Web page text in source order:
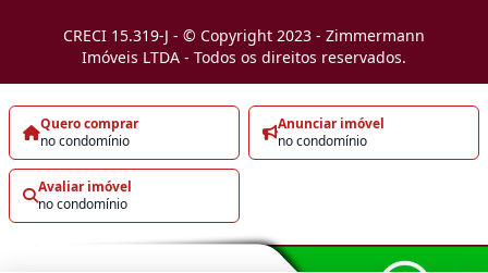
Quero comprar
no condomínio
Anunciar imóvel
no condomínio
Avaliar imóvel
no condomínio
CRECI 15.319-J - © Copyright 2023 - Zimmermann
Imóveis LTDA - Todos os direitos reservados.